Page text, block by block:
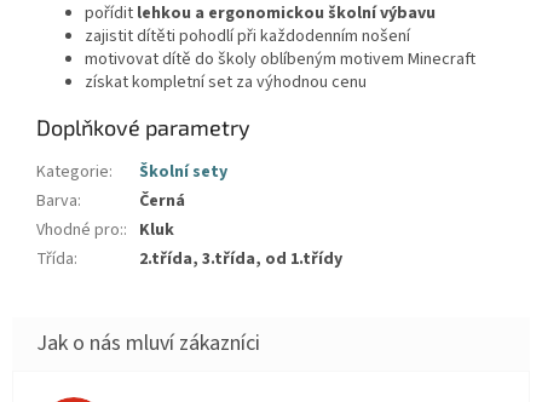
pořídit lehkou a ergonomickou školní výbavu
zajistit dítěti pohodlí při každodenním nošení
motivovat dítě do školy oblíbeným motivem Minecraft
získat kompletní set za výhodnou cenu
Doplňkové parametry
Kategorie:
Školní sety
Barva:
Černá
Vhodné pro:: Kluk
Třída: 2.třída, 3.třída, od 1.třídy